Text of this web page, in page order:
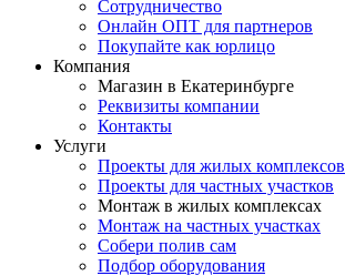
Сотрудничество
Онлайн ОПТ для партнеров
Покупайте как юрлицо
Компания
Магазин в Екатеринбурге
Реквизиты компании
Контакты
Услуги
Проекты для жилых комплексов
Проекты для частных участков
Монтаж в жилых комплексах
Монтаж на частных участках
Собери полив сам
Подбор оборудования